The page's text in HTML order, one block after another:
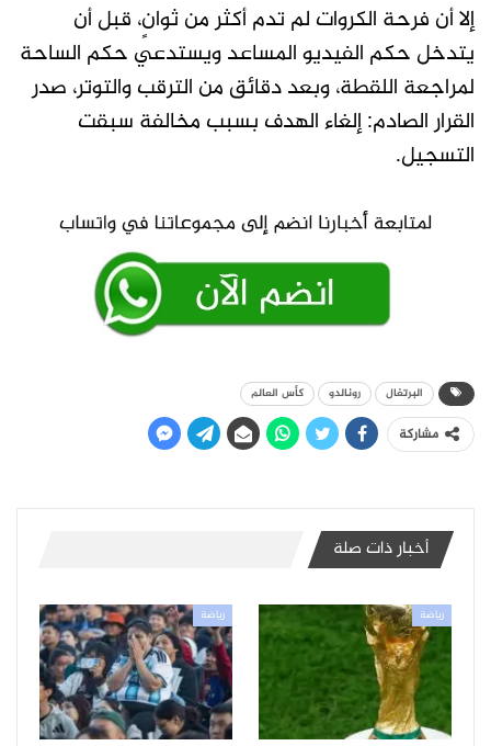
إلا أن فرحة الكروات لم تدم أكثر من ثوانٍ، قبل أن
يتدخل حكم الفيديو المساعد ويستدعي حكم الساحة
لمراجعة اللقطة، وبعد دقائق من الترقب والتوتر، صدر
القرار الصادم: إلغاء الهدف بسبب مخالفة سبقت
التسجيل.
البرتغال رونالدو كأس العالم
مشاركة
أخبار ذات صلة
رياضة رياضة